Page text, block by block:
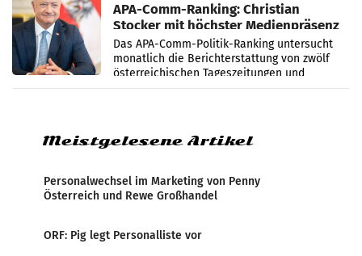
APA-Comm-Ranking: Christian
Stocker mit höchster Medienpräsenz
im Juli
Das APA-Comm-Politik-Ranking untersucht
monatlich die Berichterstattung von zwölf
österreichischen Tageszeitungen und
analysiert, welche Politikerinnen und
Meistgelesene Artikel
Personalwechsel im Marketing von Penny
Österreich und Rewe Großhandel
ORF: Pig legt Personalliste vor